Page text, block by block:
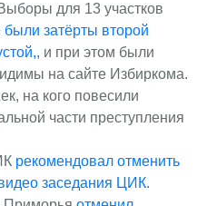
для 13 участков
были затёрты второй
, и при этом были
на сайте Избиркома.
на кого повесили
части преступления
рекомендовал отменить
заседания ЦИК.